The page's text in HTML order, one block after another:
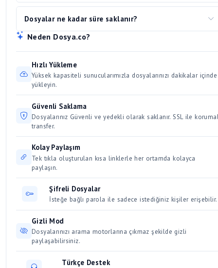
en kısa süre içerisinde sistemden kaldırılır. DMCA
bildirimleri 24-48 saat içinde sonuçlandırılır.
tarayıcının durumu. Büyük dosyaları indirmek içinindirme
Download Manager, JDownloader) tavsiye ederiz. Bu
programlar dosyayı paralel olarak parçalara bölerek indirir
dosyayı indirmek bağlantınızı yavaşlatacağından, dosyaları
sırayla indirmeye özen gösterin.
Android Uygulamadosyasını açmak için önerilen
programlar:
Android cihazlarda yükleme için. Bilinmeyen kaynaklardan
yüklemeye izin verilmiş olmalı. Mutlaka güvenilir kaynak
kontrolü yapın!
Dosyalar ne kadar süre saklanır?
Yüklenen dosyalar, son indirilme tarihinden itibaren belirli
erişilen dosyalar kalıcı olarak saklanır. Kullanıcılar için 30 /
Üyeler için 50 gün dosya saklama süresi vardır.
Neden Dosya.co?
Hızlı Yükleme
Yüksek kapasiteli sunucularımızla dosyalarınızı dakikalar içinde
yükleyin.
Güvenli Saklama
Dosyalarınız Güvenli ve yedekli olarak saklanır. SSL ile
transfer.
Kolay Paylaşım
Tek tıkla oluşturulan kısa linklerle her ortamda kolayca
paylaşın.
Şifreli Dosyalar
İsteğe bağlı parola ile sadece istediğiniz kişiler erişebilir.
Gizli Mod
Dosyalarınızı arama motorlarına çıkmaz şekilde gizli
paylaşabilirsiniz.
Türkçe Destek